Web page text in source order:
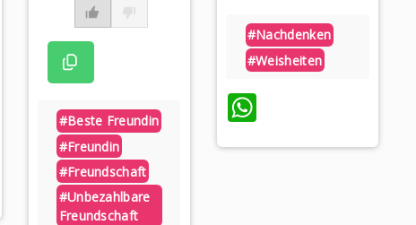
#beste Freundin
#freundin
#freundschaft
#unbezahlbare
Freundschaft
#nachdenken
#weisheiten